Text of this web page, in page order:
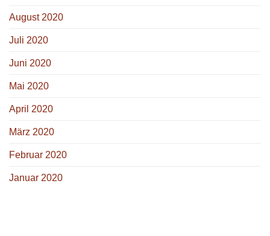
August 2020
Juli 2020
Juni 2020
Mai 2020
April 2020
März 2020
Februar 2020
Januar 2020